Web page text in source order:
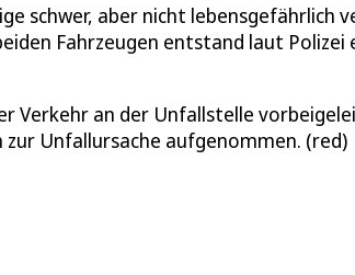
schwer, aber nicht lebensgefährlich
Fahrzeugen entstand laut
Verkehr an der Unfallstelle
Unfallursache aufgenommen. (red)